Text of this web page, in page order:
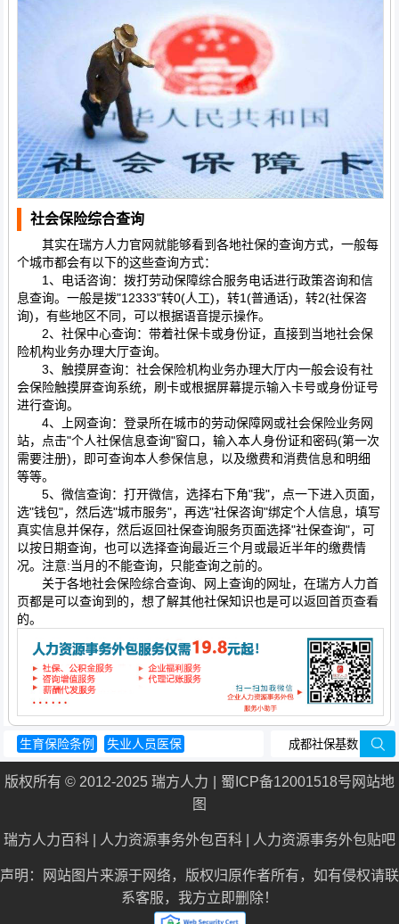
社会保险综合查询
其实在瑞方人力官网就能够看到各地社保的查询方式，一般每
个城市都会有以下的这些查询方式：
1、电话咨询：拨打劳动保障综合服务电话进行政策咨询和信
息查询。一般是拨"12333"转0(人工)，转1(普通话)，转2(社保咨
询)，有些地区不同，可以根据语音提示操作。
2、社保中心查询：带着社保卡或身份证，直接到当地社会保
险机构业务办理大厅查询。
3、触摸屏查询：社会保险机构业务办理大厅内一般会设有社
会保险触摸屏查询系统，刷卡或根据屏幕提示输入卡号或身份证号
进行查询。
4、上网查询：登录所在城市的劳动保障网或社会保险业务网
站，点击"个人社保信息查询"窗口，输入本人身份证和密码(第一次
需要注册)，即可查询本人参保信息，以及缴费和消费信息和明细
等等。
5、微信查询：打开微信，选择右下角"我"，点一下进入页面，
选"钱包"，然后选"城市服务"，再选"社保咨询"绑定个人信息，填写
真实信息并保存，然后返回社保查询服务页面选择"社保查询"，可
以按日期查询，也可以选择查询最近三个月或最近半年的缴费情
况。注意:当月的不能查询，只能查询之前的。
关于各地社会保险综合查询、网上查询的网址，在瑞方人力首
页都是可以查询到的，想了解其他社保知识也是可以返回首页查看
的。
生育保险条例
失业人员医保
版权所有 © 2012-2025 瑞方人力 蜀ICP备12001518号 网站地
图
瑞方人力百科 人力资源事务外包百科 人力资源事务外包贴吧
声明：网站图片来源于网络，版权归原作者所有，如有侵权请联
系客服，我方立即删除！